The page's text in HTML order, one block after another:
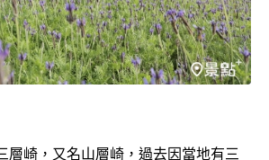
層崎，又名山層崎，過去因當地有三